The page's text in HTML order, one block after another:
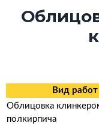
Вид работ
Облицовка
полкирпича